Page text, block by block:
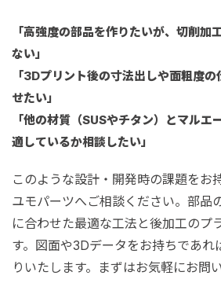
「高強度の部品を作りたいが、切削加
ない」
「3Dプリント後の寸法出しや面粗度
せたい」
「他の材質（SUSやチタン）とマルエ
適しているか相談したい」
このような設計・開発時の課題をお
ユモパーツへご相談ください。部品
に合わせた最適な工法と後加工のプ
す。図面や3Dデータをお持ちであれ
りいたします。まずはお気軽にお問